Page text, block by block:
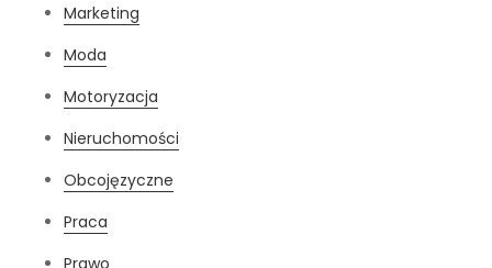
Marketing
Moda
Motoryzacja
Nieruchomości
Obcojęzyczne
Praca
Prawo